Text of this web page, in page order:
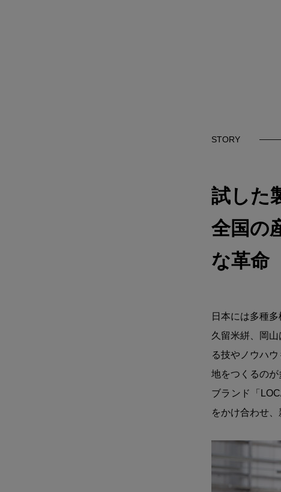
STORY
試した
全国の
な革命
日本には多種
久留米絣、岡
る技やノウハ
地をつくるの
ブランド「
をかけ合わせ、